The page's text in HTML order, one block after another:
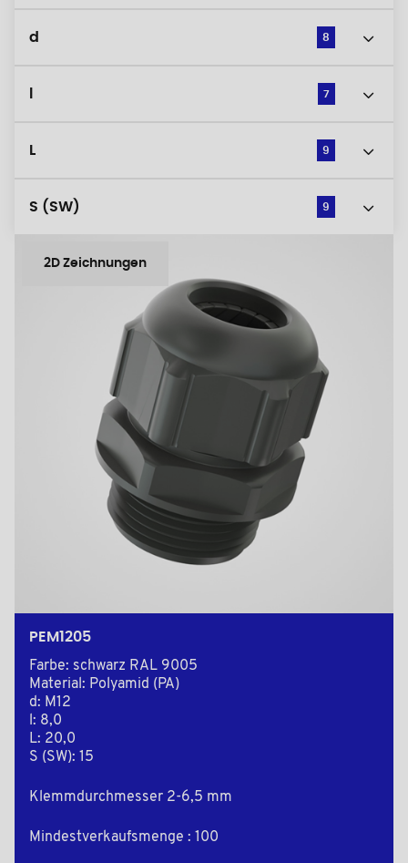
d 8
7
L 9
S (SW) 9
2D Zeichnungen
PEM1205
Farbe: schwarz RAL 9005
Material: Polyamid (PA)
d: M12
l: 8,0
L: 20,0
S (SW): 15
Klemmdurchmesser 2-6,5 mm
Mindestverkaufsmenge : 100